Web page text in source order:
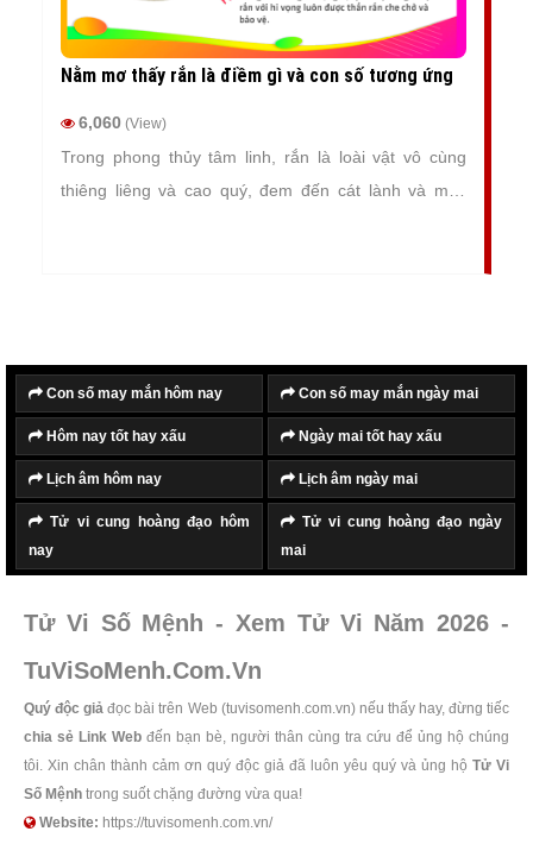
Nằm mơ thấy rắn là điềm gì và con số tương ứng
6,060 (View)
Trong phong thủy tâm linh, rắn là loài vật vô cùng
thiêng liêng và cao quý, đem đến cát lành và may
Con số may mắn hôm nay Con số may mắn ngày mai
Hôm nay tốt hay xấu Ngày mai tốt hay xấu
Lịch âm hôm nay Lịch âm ngày mai
Tử vi cung hoàng đạo hôm
nay
Tử vi cung hoàng đạo ngày
mai
Tử Vi Số Mệnh - Xem Tử Vi Năm 2026 -
TuViSoMenh.Com.Vn
Quý độc giả đọc bài trên Web (tuvisomenh.com.vn) nếu thấy hay, đừng tiếc
chia sẻ Link Web đến bạn bè, người thân cùng tra cứu để ủng hộ chúng
tôi. Xin chân thành cảm ơn quý độc giả đã luôn yêu quý và ủng hộ Tử Vi
Số Mệnh trong suốt chặng đường vừa qua!
Website: https://tuvisomenh.com.vn/